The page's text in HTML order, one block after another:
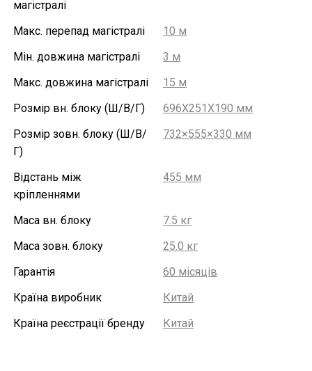
магістралі
Макс. перепад магістралі
10 м
Мін. довжина магістралі
3 м
Макс. довжина магістралі
15 м
Розмір вн. блоку (Ш/В/Г)
696X251X190 мм
Розмір зовн. блоку (Ш/В/
Г)
732×555×330 мм
Відстань між
кріпленнями
455 мм
Маса вн. блоку
7.5 кг
Маса зовн. блоку
25.0 кг
Гарантія
60 місяців
Країна виробник
Китай
Країна реєстрації бренду
Китай